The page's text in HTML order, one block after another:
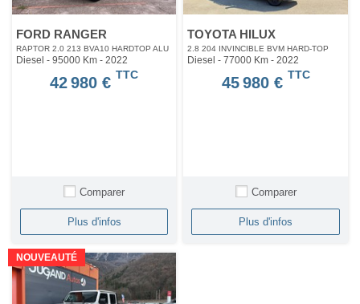
FORD RANGER
RAPTOR 2.0 213 BVA10 HARDTOP ALU
Diesel - 95000 Km - 2022
42 980 € TTC
Comparer
Plus d'infos
TOYOTA HILUX
2.8 204 INVINCIBLE BVM HARD-TOP
Diesel - 77000 Km- 2022
45 980 € TTC
Comparer
Plus d'infos
NOUVEAUTÉ